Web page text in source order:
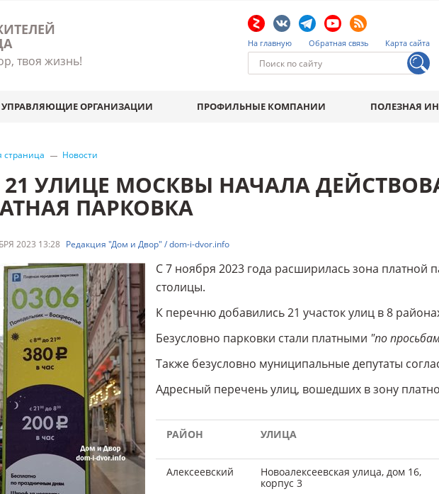
твоя жизнь!
На главную Обратная связь Карта сайта
УПРАВЛЯЮЩИЕ ОРГАНИЗАЦИИ ПРОФИЛЬНЫЕ КОМПАНИИ ПОЛЕЗНАЯ
страница Новости
УЛИЦЕ МОСКВЫ НАЧАЛА
ПАРКОВКА
2023 13:28 Редакция "Дом и Двор" / dom-i-dvor.info
С 7 ноября 2023 года расширилась зона платной
столицы.
К перечню добавились 21 участок улиц в 8
Безусловно парковки стали платными "по
Также безусловно муниципальные депутаты
Адресный перечень улиц, вошедших в зону
РАЙОН УЛИЦА
Алексеевский
Новоалексеевская улица, дом 16,
корпус 3